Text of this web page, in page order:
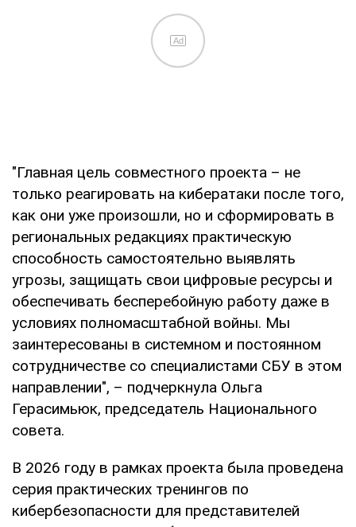
Ad
"Главная цель совместного проекта – не
только реагировать на кибератаки после того,
как они уже произошли, но и сформировать в
региональных редакциях практическую
способность самостоятельно выявлять
угрозы, защищать свои цифровые ресурсы и
обеспечивать бесперебойную работу даже в
условиях полномасштабной войны. Мы
заинтересованы в системном и постоянном
сотрудничестве со специалистами СБУ в этом
направлении", – подчеркнула Ольга
Герасимьюк, председатель Национального
совета.
В 2026 году в рамках проекта была проведена
серия практических тренингов по
кибербезопасности для представителей